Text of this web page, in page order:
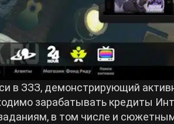
в ЗЗЗ, демонстрирующий
зарабатывать кредиты
в том числе и